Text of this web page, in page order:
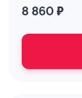
8 860 ₽